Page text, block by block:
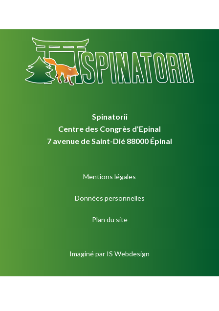
Spinatorii
Centre des Congrès d'Epinal
7 avenue de Saint-Dié 88000 Épinal
Mentions légales
Données personnelles
Plan du site
Imaginé par IS Webdesign